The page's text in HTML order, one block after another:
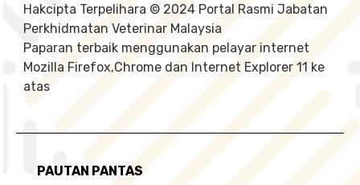
Hakcipta Terpelihara © 2024 Portal Rasmi Jabatan
Perkhidmatan Veterinar Malaysia
Paparan terbaik menggunakan pelayar internet
Mozilla Firefox,Chrome dan Internet Explorer 11 ke
atas
PAUTAN PANTAS